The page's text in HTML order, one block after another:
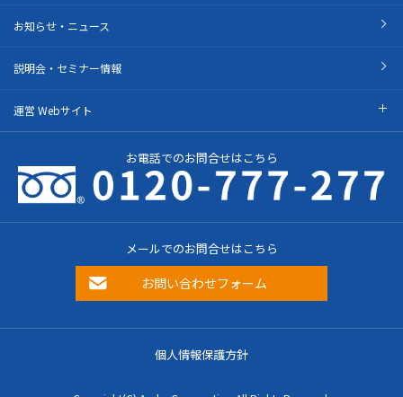
お知らせ・ニュース
説明会・セミナー情報
運営 Webサイト
お電話でのお問合せはこちら
メールでのお問合せはこちら
お問い合わせフォーム
個人情報保護方針